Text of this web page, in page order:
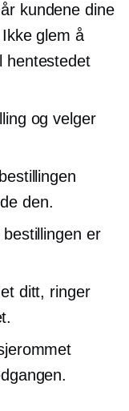
kundene dine
glem å
hentestedet
og velger
den.
er
ditt, ringer